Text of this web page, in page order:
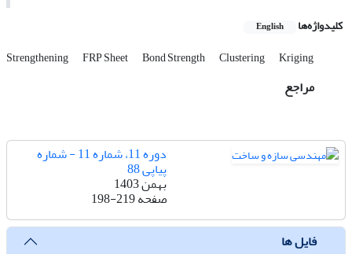
کلیدواژه‌ها English
Strengthening FRP Sheet Bond Strength Clustering Kriging
مراجع
دوره 11، شماره 11 - شماره
پیاپی 88
بهمن 1403
صفحه198-219
فایل ها